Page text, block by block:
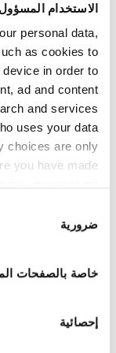
الاستخدام المسؤول
personal data,
as cookies to
in order to
ad and content
and services
uses your data
choices are only
you have made
trigger icon.
meters
it for
الموافقة
ضرورية
خاصة بالصفحات
إحصائية
لكل علاج
غسيل الدم ٢٥٠ €
غسيل وترشيح الدم ٢٥٠ €
Maria SRL